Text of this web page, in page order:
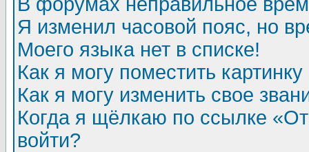
Я изменил часовой пояс, но
Моего языка нет в списке!
Как я могу поместить
Как я могу изменить свое
Когда я щёлкаю по ссылке
войти?